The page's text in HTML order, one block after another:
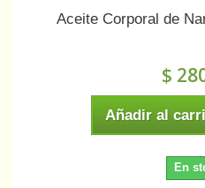
Aceite Corporal de
$
Añadir al
En